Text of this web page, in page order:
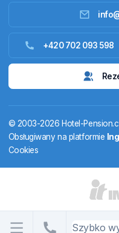
+420 702 093 598
© 2003-2026 Hotel-
Obsługiwany na platformie
Cookies